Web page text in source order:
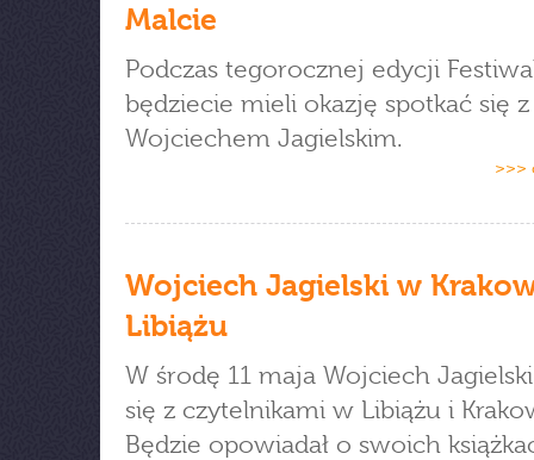
Malcie
Podczas tegorocznej edycji
będziecie mieli okazję spotkać się z
Wojciechem Jagielskim.
>>>
Wojciech Jagielski w
Libiążu
W środę 11 maja Wojciech
się z czytelnikami w Libiążu i
Będzie opowiadał o swoich